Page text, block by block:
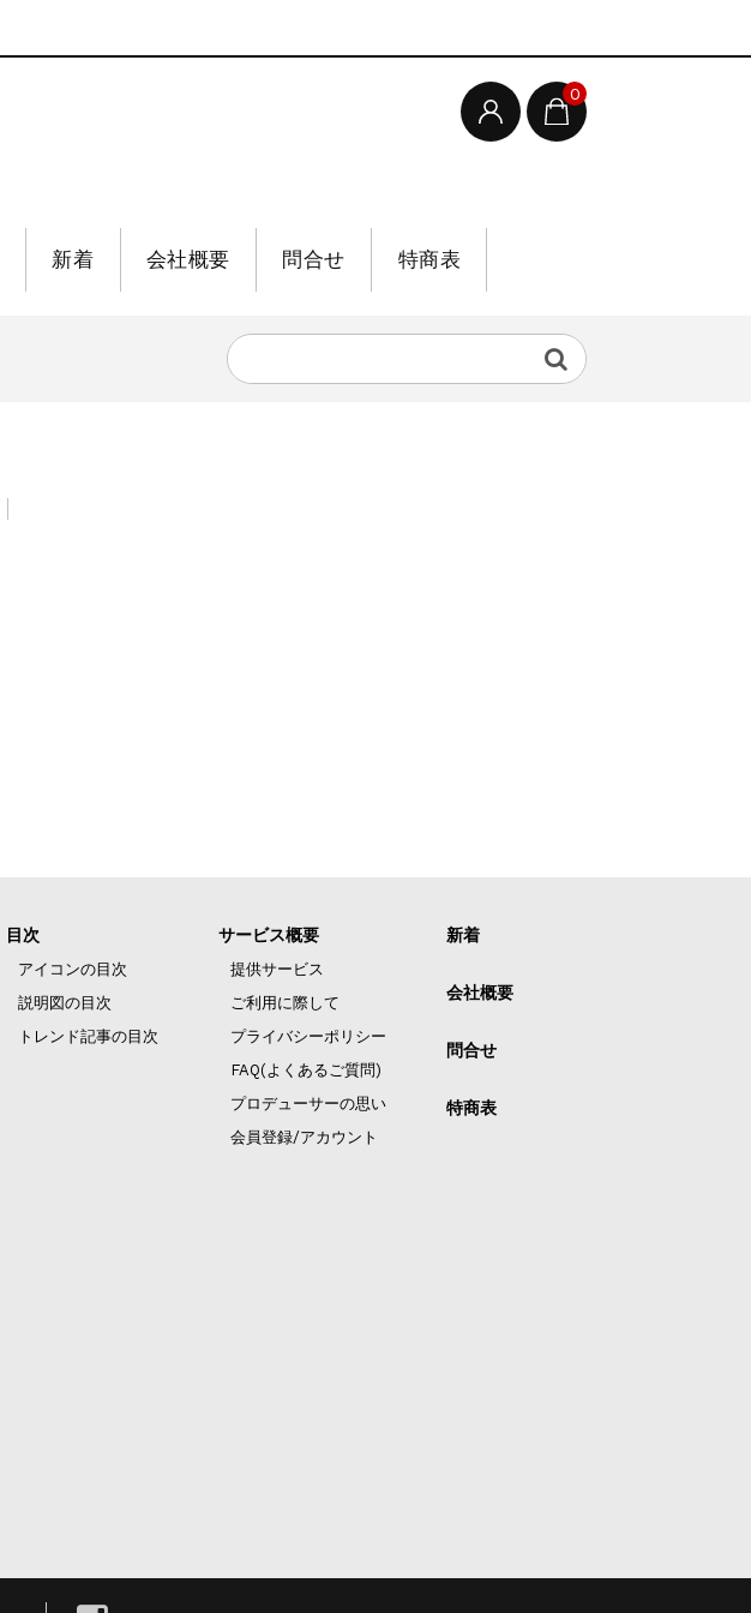
0
新着 会社概要 問合せ 特商表
目次
アイコンの目次
説明図の目次
トレンド記事の目次
サービス概要
提供サービス
ご利用に際して
プライバシーポリシー
FAQ(よくあるご質問)
プロデューサーの思い
会員登録/アカウント
新着
会社概要
問合せ
特商表